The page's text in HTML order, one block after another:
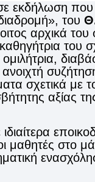
που
του
αρχικά του
του
σχετικά με
αξίας
στο